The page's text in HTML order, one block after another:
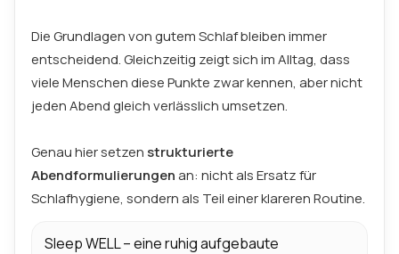
Die Grundlagen von gutem Schlaf bleiben immer
entscheidend. Gleichzeitig zeigt sich im Alltag, dass
viele Menschen diese Punkte zwar kennen, aber nicht
jeden Abend gleich verlässlich umsetzen.
Genau hier setzen strukturierte
Abendformulierungenan: nicht als Ersatz für
Schlafhygiene, sondern als Teil einer klareren Routine.
Sleep WELL – eine ruhig aufgebaute